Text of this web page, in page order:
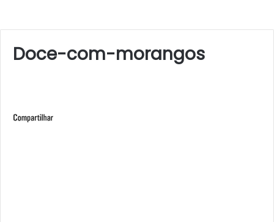
Doce-com-morangos